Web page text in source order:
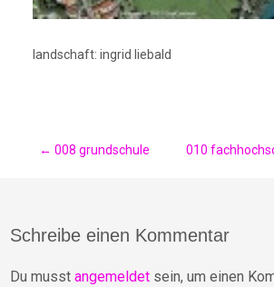
landschaft: ingrid liebald
Post
navigation
← 008 grundschule 010
Schreibe einen Kommentar
Du musstangemeldet sein, um einen